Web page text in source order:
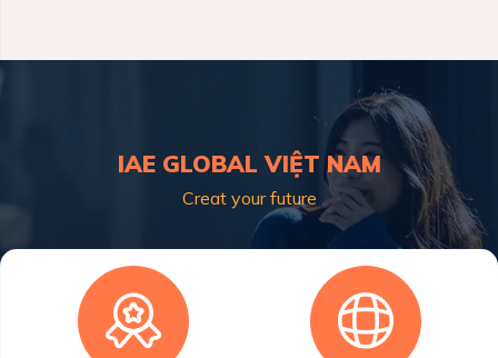
IAE GLOBAL VIỆT NAM
Creat your future